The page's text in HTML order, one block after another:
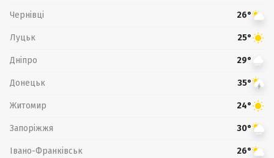
Чернівці 26°
Луцьк 25°
Дніпро 29°
Донецьк 35°
Житомир 24°
Запоріжжя 30°
Івано-Франківськ 26°